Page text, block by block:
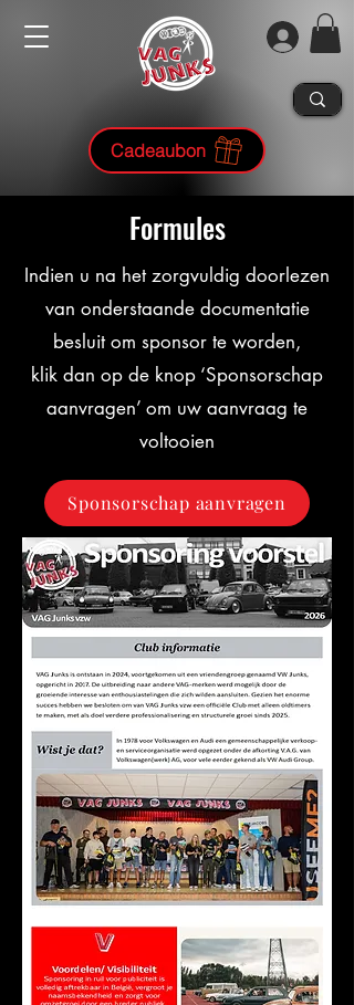
Cadeaubon
Formules
Indien u na het zorgvuldig doorlezen
van onderstaande documentatie
besluit om sponsor te worden,
klik dan op de knop ‘Sponsorschap
aanvragen’ om uw aanvraag te
voltooien
Sponsorschap aanvragen